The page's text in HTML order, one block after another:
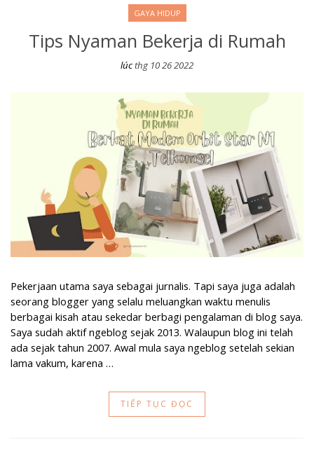
GAYA HIDUP
Tips Nyaman Bekerja di Rumah
lúcthg 10 26 2022
Tips Nyaman Bekerja di Rumah
Pekerjaan utama saya sebagai jurnalis. Tapi saya juga adalah
seorang blogger yang selalu meluangkan waktu menulis
berbagai kisah atau sekedar berbagi pengalaman di blog saya.
Saya sudah aktif ngeblog sejak 2013. Walaupun blog ini telah
ada sejak tahun 2007. Awal mula saya ngeblog setelah sekian
lama vakum, karena …
TIẾP TỤC ĐỌC